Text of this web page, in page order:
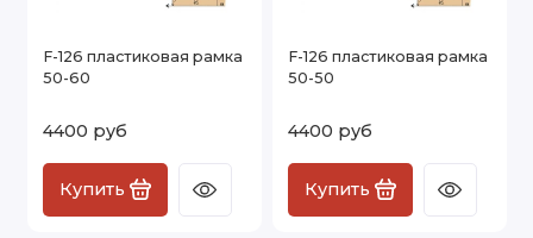
F-126 пластиковая рамка
50-60
4400 руб
Купить
F-126 пластиковая рамка
50-50
4400 руб
Купить